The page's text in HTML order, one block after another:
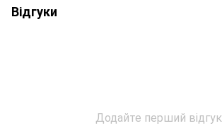
Відгуки
Додайте перший відгук